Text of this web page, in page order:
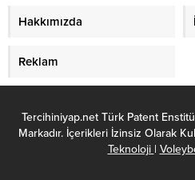
Kazançları Ne Kadar?
Hakkımızda
Reklam
Tercihiniyap.net Türk Patent
Markadır. İçerikleri İzinsiz Olarak
Teknoloji |